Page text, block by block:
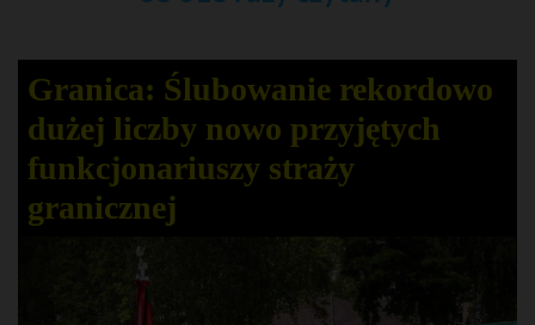
Granica: Ślubowanie rekordowo
dużej liczby nowo przyjętych
funkcjonariuszy straży
granicznej